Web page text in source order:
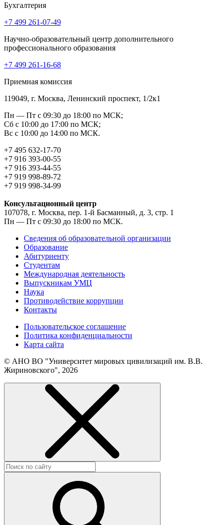
Бухгалтерия
+7 499 261-07-49
Научно-образовательный центр дополнительного
профессионального образования
+7 499 261-16-68
Приемная комиссия
119049, г. Москва, Ленинский проспект, 1/2к1
Пн — Пт с 09:30 до 18:00 по МСК;
Сб с 10:00 до 17:00 по МСК;
Вс с 10:00 до 14:00 по МСК.
+7 495 632-17-70
+7 916 393-00-55
+7 916 393-44-55
+7 919 998-89-72
+7 919 998-34-99
Консультационный центр
107078, г. Москва, пер. 1-й Басманный, д. 3, стр. 1
Пн — Пт с 09:30 до 18:00 по МСК.
Сведения об образовательной организации
Образование
Абитуриенту
Студентам
Международная деятельность
Выпускникам УМЦ
Наука
Противодействие коррупции
Контакты
Пользовательское соглашение
Политика конфиденциальности
Карта сайта
© АНО ВО "Университет мировых цивилизаций им. В.В.
Жириновского", 2026